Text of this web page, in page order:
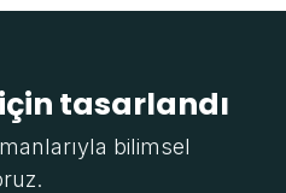
tasarlandı
bilimsel